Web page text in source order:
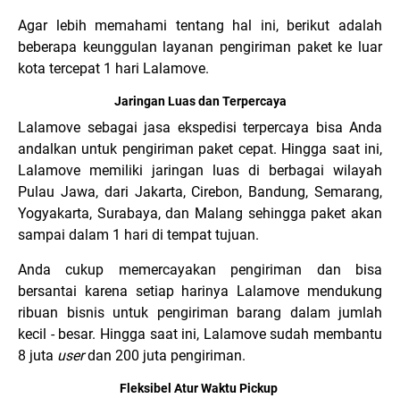
Agar lebih memahami tentang hal ini, berikut adalah
beberapa keunggulan layanan pengiriman paket ke luar
kota tercepat 1 hari Lalamove.
Jaringan Luas dan Terpercaya
Lalamove sebagai jasa ekspedisi terpercaya bisa Anda
andalkan untuk pengiriman paket cepat. Hingga saat ini,
Lalamove memiliki jaringan luas di berbagai wilayah
Pulau Jawa, dari Jakarta, Cirebon, Bandung, Semarang,
Yogyakarta, Surabaya, dan Malang sehingga paket akan
sampai dalam 1 hari di tempat tujuan.
Anda cukup memercayakan pengiriman dan bisa
bersantai karena setiap harinya Lalamove mendukung
ribuan bisnis untuk pengiriman barang dalam jumlah
kecil - besar. Hingga saat ini, Lalamove sudah membantu
8 juta userdan 200 juta pengiriman.
Fleksibel Atur Waktu Pickup